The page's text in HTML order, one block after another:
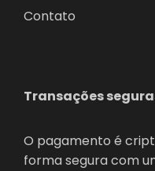
Contato
Transações
O pagamento é
forma segura com